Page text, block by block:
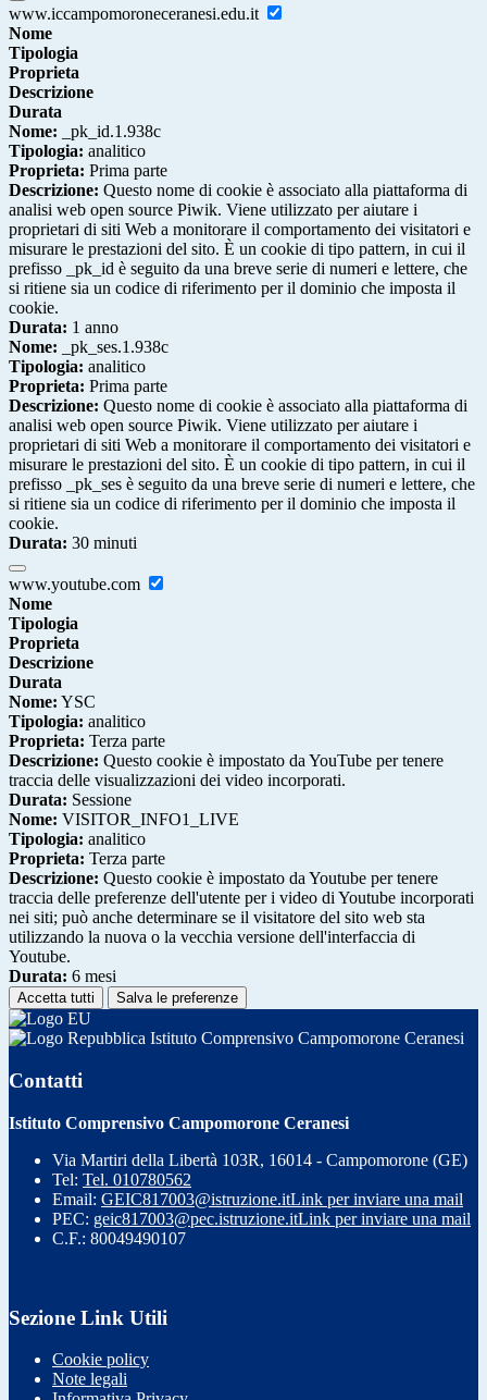
www.iccampomoroneceranesi.edu.it
Nome
Tipologia
Proprieta
Descrizione
Durata
Nome: _pk_id.1.938c
Tipologia: analitico
Proprieta: Prima parte
Descrizione: Questo nome di cookie è associato alla piattaforma di
analisi web open source Piwik. Viene utilizzato per aiutare i
proprietari di siti Web a monitorare il comportamento dei visitatori e
misurare le prestazioni del sito. È un cookie di tipo pattern, in cui il
prefisso _pk_id è seguito da una breve serie di numeri e lettere, che
si ritiene sia un codice di riferimento per il dominio che imposta il
cookie.
Durata: 1 anno
Nome: _pk_ses.1.938c
Tipologia: analitico
Proprieta: Prima parte
Descrizione: Questo nome di cookie è associato alla piattaforma di
analisi web open source Piwik. Viene utilizzato per aiutare i
proprietari di siti Web a monitorare il comportamento dei visitatori e
misurare le prestazioni del sito. È un cookie di tipo pattern, in cui il
prefisso _pk_ses è seguito da una breve serie di numeri e lettere, che
si ritiene sia un codice di riferimento per il dominio che imposta il
cookie.
Durata: 30 minuti
www.youtube.com
Nome
Tipologia
Proprieta
Descrizione
Durata
Nome: YSC
Tipologia: analitico
Proprieta: Terza parte
Descrizione: Questo cookie è impostato da YouTube per tenere
traccia delle visualizzazioni dei video incorporati.
Durata: Sessione
Nome: VISITOR_INFO1_LIVE
Tipologia: analitico
Proprieta: Terza parte
Descrizione: Questo cookie è impostato da Youtube per tenere
traccia delle preferenze dell'utente per i video di Youtube incorporati
nei siti; può anche determinare se il visitatore del sito web sta
utilizzando la nuova o la vecchia versione dell'interfaccia di
Youtube.
Durata: 6 mesi
Accetta tutti Salva le preferenze
Istituto Comprensivo Campomorone Ceranesi
Contatti
Istituto Comprensivo Campomorone Ceranesi
Via Martiri della Libertà 103R, 16014 - Campomorone (GE)
Tel: Tel. 010780562
Email: GEIC817003@istruzione.itLink per inviare una mail
PEC: geic817003@pec.istruzione.itLink per inviare una mail
C.F.: 80049490107
Sezione Link Utili
Cookie policy
Note legali